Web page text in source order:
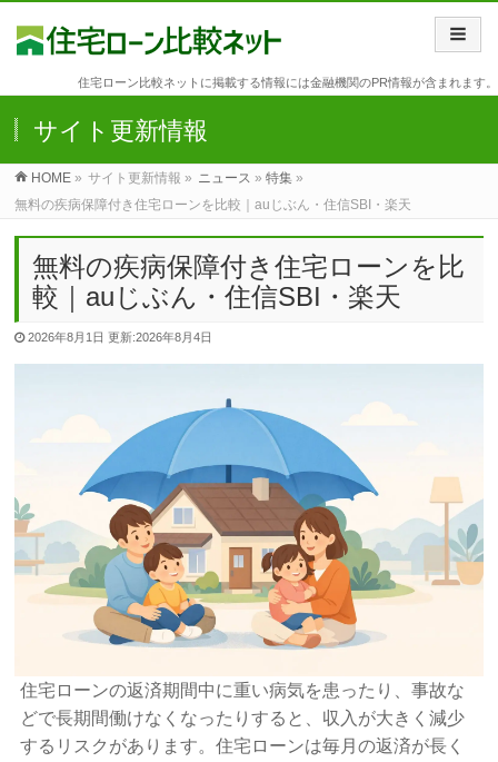
住宅ローン比較ネットに掲載する情報には金融機関のPR情報が含まれます。
サイト更新情報
HOME » サイト更新情報 » ニュース »特集 »
無料の疾病保障付き住宅ローンを比較｜auじぶん・住信SBI・楽天
無料の疾病保障付き住宅ローンを比
較｜auじぶん・住信SBI・楽天
2026年8月1日更新:2026年8月4日
住宅ローンの返済期間中に重い病気を患ったり、事故な
どで長期間働けなくなったりすると、収入が大きく減少
するリスクがあります。住宅ローンは毎月の返済が長く